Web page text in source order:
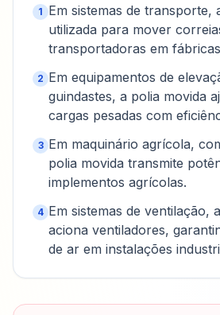
1 Em sistemas de transporte,
utilizada para mover
transportadoras em
2 Em equipamentos de
guindastes, a polia movida
cargas pesadas com
3 Em maquinário agrícola,
polia movida transmite
implementos agrícolas.
4 Em sistemas de ventilação,
aciona ventiladores,
de ar em instalações